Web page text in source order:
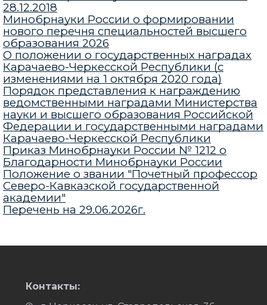
28.12.2018
Минобрнауки России o формировании
нового перечня специальностей высшего
образования 2026
О положении о государственных наградах
Карачаево-Черкесской Республики (с
изменениями на 1 октября 2020 года)
Порядок представления к награждению
ведомственными наградами Министерства
науки и высшего образования Российской
Федерации и государственными наградами
Карачаево-Черкесской Республики
Приказ Минобрнауки России № 1212 о
Благодарности Минобрнауки России
Положение о звании "Почетный профессор
Северо-Кавказской государственной
академии"
Перечень на 29.06.2026г.
Контакты: